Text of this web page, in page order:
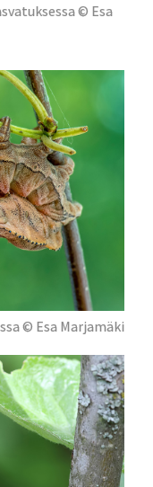
© Esa
© Esa Marjamäki